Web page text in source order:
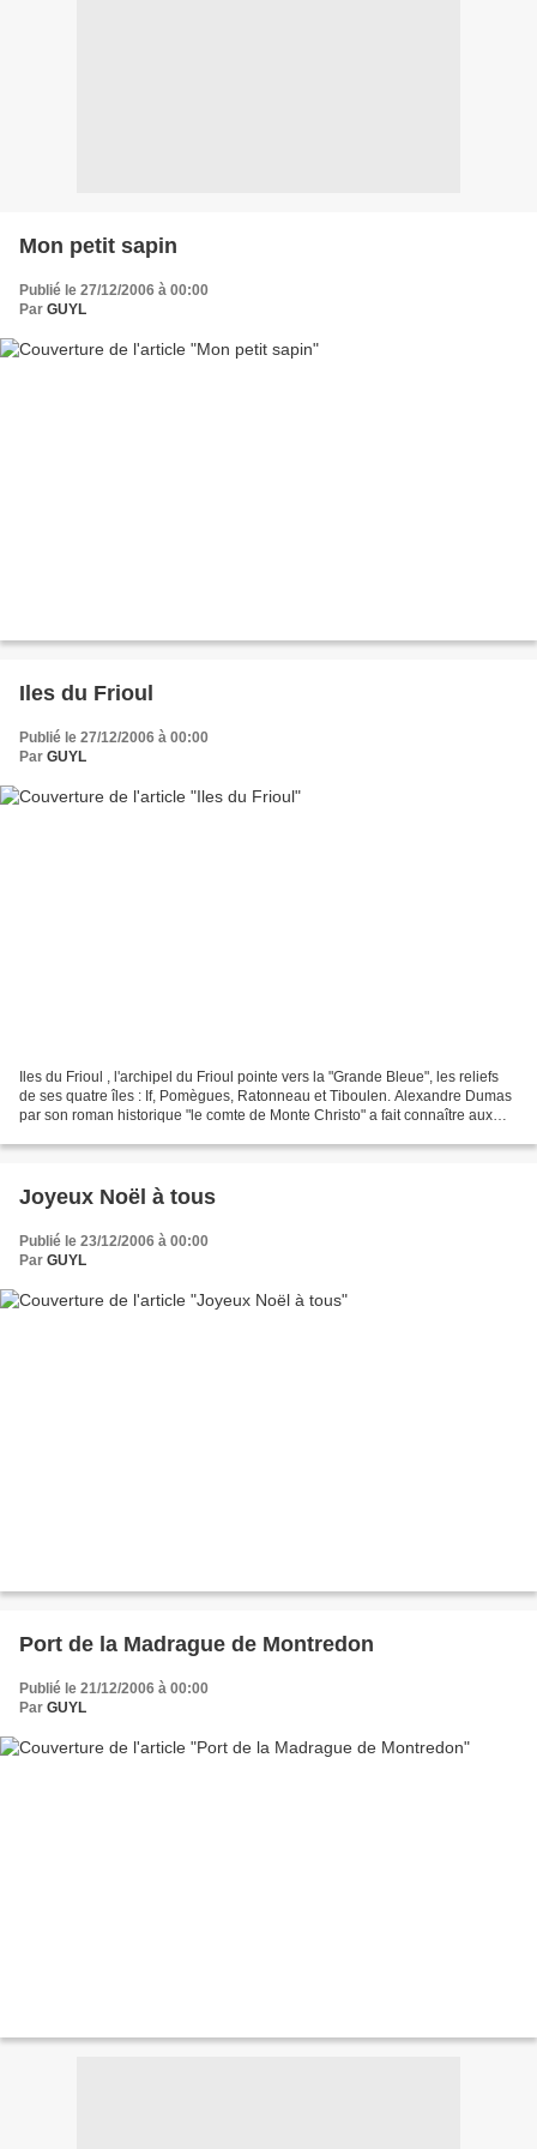
Mon petit sapin
Publié le 27/12/2006 à 00:00
Par GUYL
Iles du Frioul
Publié le 27/12/2006 à 00:00
Par GUYL
Iles du Frioul , l'archipel du Frioul pointe vers la "Grande Bleue", les reliefs
de ses quatre îles : If, Pomègues, Ratonneau et Tiboulen. Alexandre Dumas
par son roman historique "le comte de Monte Christo" a fait connaître aux
Joyeux Noël à tous
Publié le 23/12/2006 à 00:00
Par GUYL
Port de la Madrague de Montredon
Publié le 21/12/2006 à 00:00
Par GUYL